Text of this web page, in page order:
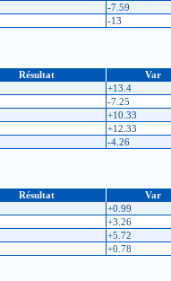
-7.59
-13
Résultat Var
+13.4
-7.25
+10.33
+12.33
-4.26
Résultat Var
+0.99
+3.26
+5.72
+0.78